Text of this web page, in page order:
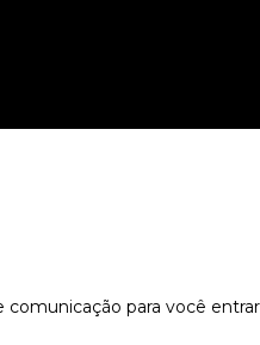
comunicação para você